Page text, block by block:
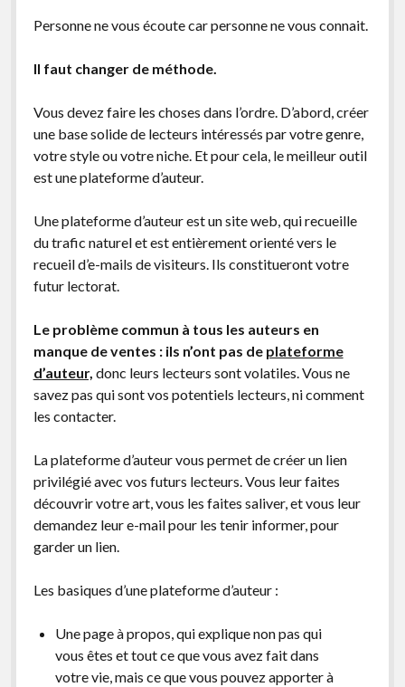
Personne ne vous écoute car personne ne vous connait.
Il faut changer de méthode.
Vous devez faire les choses dans l’ordre. D’abord, créer
une base solide de lecteurs intéressés par votre genre,
votre style ou votre niche. Et pour cela, le meilleur outil
est une plateforme d’auteur.
Une plateforme d’auteur est un site web, qui recueille
du trafic naturel et est entièrement orienté vers le
recueil d’e-mails de visiteurs. Ils constitueront votre
futur lectorat.
Le problème commun à tous les auteurs en
manque de ventes : ils n’ont pas de plateforme
d’auteur, donc leurs lecteurs sont volatiles. Vous ne
savez pas qui sont vos potentiels lecteurs, ni comment
les contacter.
La plateforme d’auteur vous permet de créer un lien
privilégié avec vos futurs lecteurs. Vous leur faites
découvrir votre art, vous les faites saliver, et vous leur
demandez leur e-mail pour les tenir informer, pour
garder un lien.
Les basiques d’une plateforme d’auteur :
Une page à propos, qui explique non pas qui
vous êtes et tout ce que vous avez fait dans
votre vie, mais ce que vous pouvez apporter à